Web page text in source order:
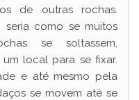
de outras rochas.
seria como se muitos
se soltassem,
local para se fixar.
e até mesmo pela
se movem até se